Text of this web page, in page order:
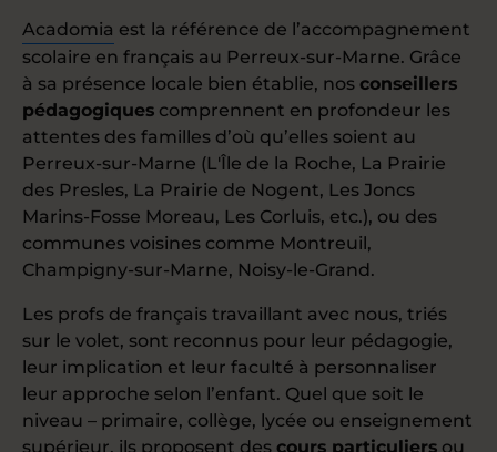
Acadomia est la référence de l’accompagnement
scolaire en français au Perreux-sur-Marne. Grâce
à sa présence locale bien établie, nos conseillers
pédagogiques comprennent en profondeur les
attentes des familles d’où qu’elles soient au
Perreux-sur-Marne (L'Île de la Roche, La Prairie
des Presles, La Prairie de Nogent, Les Joncs
Marins-Fosse Moreau, Les Corluis, etc.), ou des
communes voisines comme Montreuil,
Champigny-sur-Marne, Noisy-le-Grand.
Les profs de français travaillant avec nous, triés
sur le volet, sont reconnus pour leur pédagogie,
leur implication et leur faculté à personnaliser
leur approche selon l’enfant. Quel que soit le
niveau – primaire, collège, lycée ou enseignement
supérieur, ils proposent des cours particuliers ou